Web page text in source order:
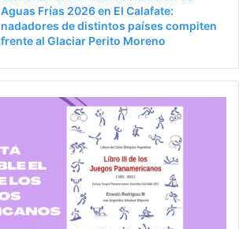
Aguas Frías 2026 en El Calafate:
nadadores de distintos países compiten
frente al Glaciar Perito Moreno